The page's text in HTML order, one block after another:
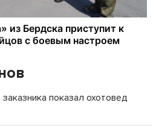
показал охотовед